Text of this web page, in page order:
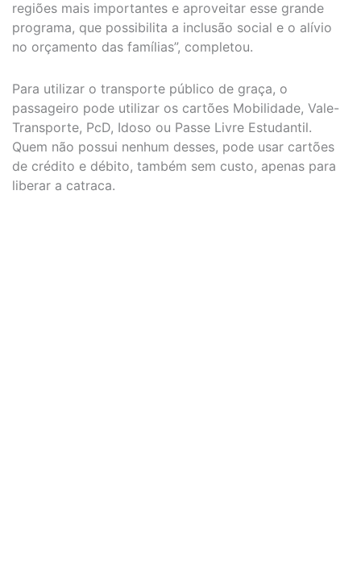
regiões mais importantes e aproveitar esse grande
programa, que possibilita a inclusão social e o alívio
no orçamento das famílias”, completou.
Para utilizar o transporte público de graça, o
passageiro pode utilizar os cartões Mobilidade, Vale-
Transporte, PcD, Idoso ou Passe Livre Estudantil.
Quem não possui nenhum desses, pode usar cartões
de crédito e débito, também sem custo, apenas para
liberar a catraca.